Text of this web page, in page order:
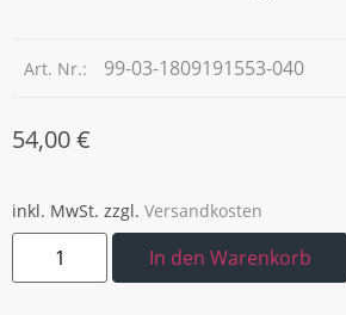
Art. Nr.: 99-03-1809191553-040
54,00€
inkl. MwSt. zzgl. Versandkosten
In den Warenkorb